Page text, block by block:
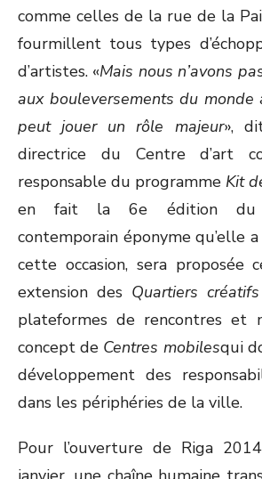
comme celles de la rue de la
fourmillent tous types
d’artistes. «Mais nous n’avons
aux bouleversements du monde
peut jouer un rôle majeur»,
directrice du Centre d’art
responsable du programme Kit
en fait la 6e édition du
contemporain éponyme qu’elle
cette occasion, sera proposée
extension des Quartiers créatifs
plateformes de rencontres et
concept de Centres mobilesqui
développement des
dans les périphéries de la ville.
Pour l’ouverture de Riga